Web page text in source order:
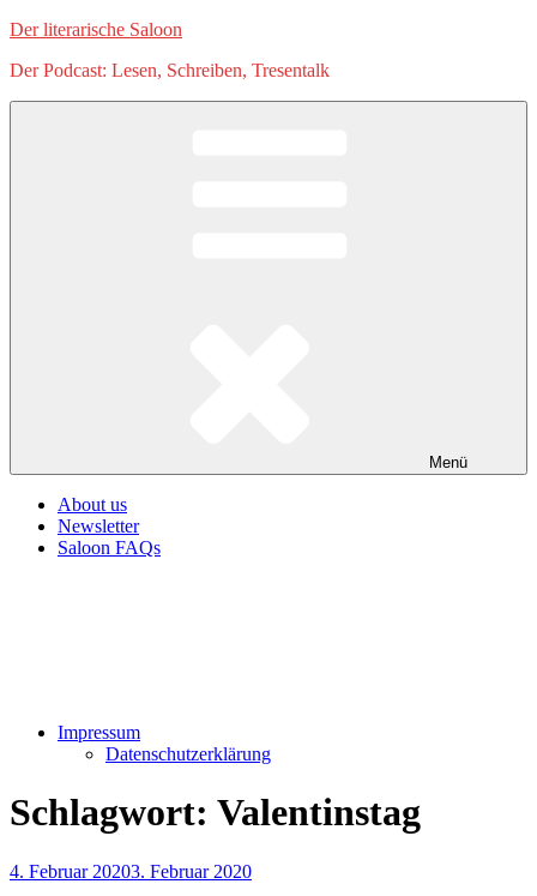
Zum
springen
Der literarische Saloon
Der Podcast: Lesen, Schreiben, Tresentalk
Menü
About us
Newsletter
Saloon FAQs
Impressum
Datenschutzerklärung
Schlagwort: Valentinstag
Veröffentlicht
4. Februar 20203. Februar 2020